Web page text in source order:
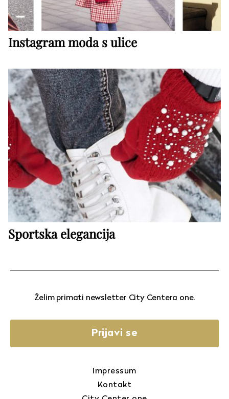
Instagram moda s ulice
Sportska elegancija
Želim primati newsletter City Centera one.
Prijavi se
Impressum
Kontakt